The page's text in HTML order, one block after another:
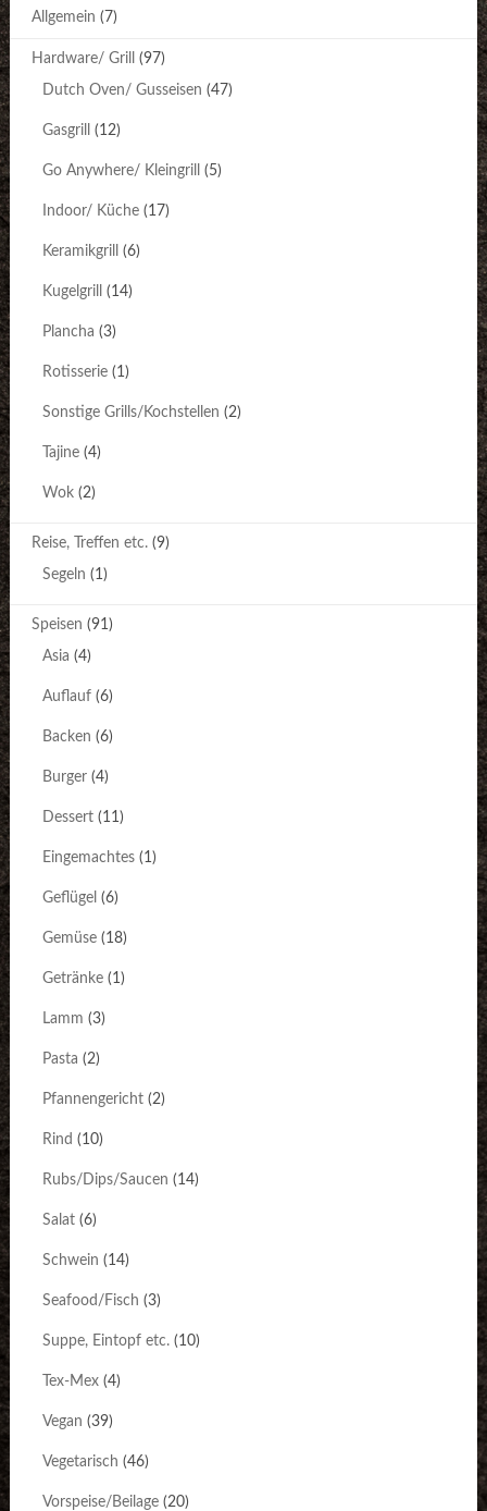
Allgemein (7)
Hardware/ Grill (97)
Dutch Oven/ Gusseisen (47)
Gasgrill (12)
Go Anywhere/ Kleingrill (5)
Indoor/ Küche(17)
Keramikgrill (6)
Kugelgrill (14)
Plancha (3)
Rotisserie(1)
Sonstige Grills/Kochstellen (2)
Tajine(4)
Wok(2)
Reise, Treffen etc.(9)
Segeln (1)
Speisen (91)
Asia (4)
Auflauf(6)
Backen (6)
Burger(4)
Dessert(11)
Eingemachtes(1)
Geflügel (6)
Gemüse(18)
Getränke(1)
Lamm (3)
Pasta (2)
Pfannengericht(2)
Rind (10)
Rubs/Dips/Saucen (14)
Salat(6)
Schwein (14)
Seafood/Fisch (3)
Suppe, Eintopf etc.(10)
Tex-Mex(4)
Vegan (39)
Vegetarisch (46)
Vorspeise/Beilage(20)